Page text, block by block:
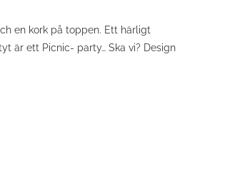
en kork på toppen. Ett härligt
är ett Picnic- party… Ska vi? Design